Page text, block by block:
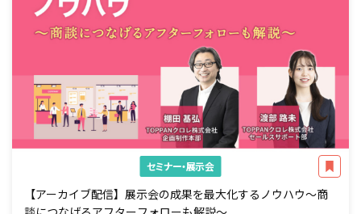
セミナー・展示会
【アーカイブ配信】展示会の成果を最大化するノウハウ～商